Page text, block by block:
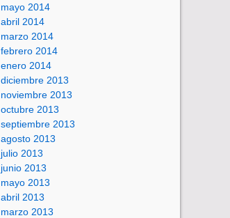
mayo 2014
abril 2014
marzo 2014
febrero 2014
enero 2014
diciembre 2013
noviembre 2013
octubre 2013
septiembre 2013
agosto 2013
julio 2013
junio 2013
mayo 2013
abril 2013
marzo 2013